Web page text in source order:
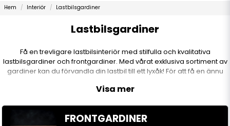
Hem Interiör Lastbilsgardiner
Lastbilsgardiner
Få en trevligare lastbilsinteriör med stilfulla och kvalitativa
lastbilsgardiner och frontgardiner. Med vårat exklusiva sortiment av
gardiner kan du förvandla din lastbil till ett lyxåk! För att få en ännu
som du kan hänga upp i hytten eller ett par
Visa mer
FRONTGARDINER